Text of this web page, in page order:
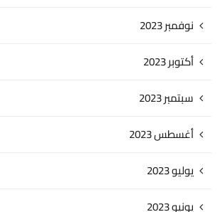
نوفمبر 2023
أكتوبر 2023
سبتمبر 2023
أغسطس 2023
يوليو 2023
يونيو 2023